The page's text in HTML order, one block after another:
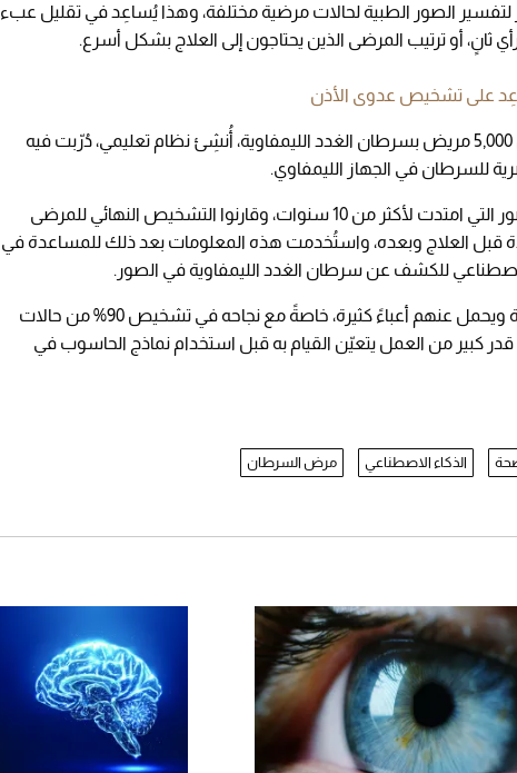
الصور الطبية لحالات مرضية مختلفة، وهذا يُساعِد في تقليل عبء
ثانٍ، أو ترتيب المرضى الذين يحتاجون إلى العلاج بشكل أسرع.
على تشخيص عدوى الأذن
واستنادًا إلى أكثر من 17,000 صورة لأكثر من 5,000 مريض بسرطان الغدد الليمفاوية، أُنشِئ نظام تعليمي، دُرّبت فيه
للسرطان في الجهاز الليمفاوي.
وفي الدراسة، فحص الباحثون أرشيفات الصور التي امتدت لأكثر من 10 سنوات، وقارنوا التشخيص النهائي للمرضى
قبل العلاج وبعده، واستُخدمت هذه المعلومات بعد ذلك للمساعدة في
للكشف عن سرطان الغدد الليمفاوية في الصور.
ويُعدّ هذا النموذج مُساعِدًا لمختصي الأشعة ويحمل عنهم أعباءً كثيرة، خاصةً مع نجاحه في تشخيص 90% من حالات
قدر كبير من العمل يتعيّن القيام به قبل استخدام نماذج الحاسوب في
الذكاء الاصطناعي مرض السرطان